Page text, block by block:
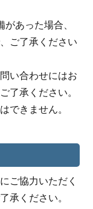
あった場合、
ご了承ください
い合わせにはお
了承ください。
できません。
ご協力いただく
承ください。